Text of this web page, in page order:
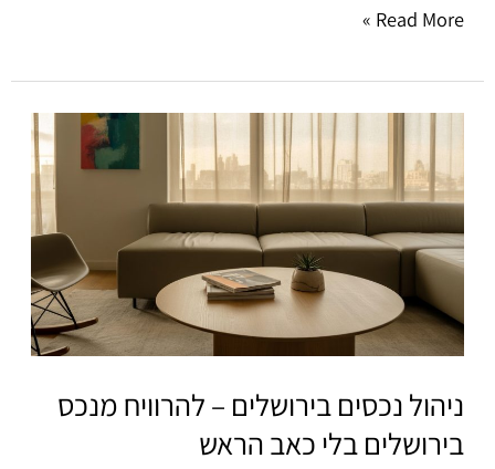
Read More »
ניהול נכסים בירושלים – להרוויח מנכס
בירושלים בלי כאב הראש
נכסים
בירושלים
–
להרוויח
מנכס
בירושלים
בלי
כאב
הראש